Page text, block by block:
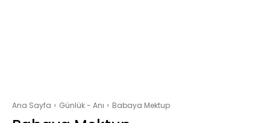
Ana Sayfa Günlük - Anı Babaya Mektup